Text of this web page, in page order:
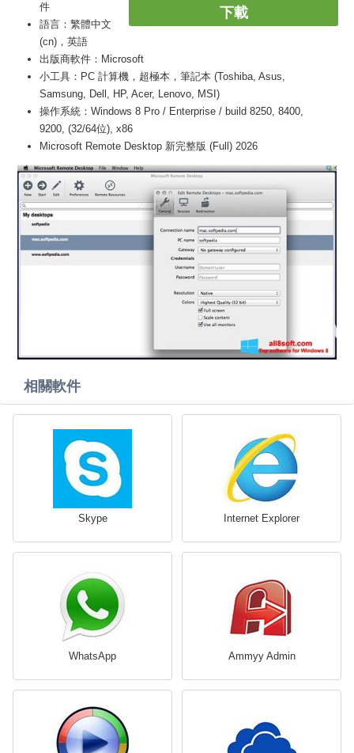
下載
件
語言：繁體中文
(cn)，英語
出版商軟件：Microsoft
小工具：PC 計算機，超極本，筆記本 (Toshiba, Asus,
Samsung, Dell, HP, Acer, Lenovo, MSI)
操作系統：Windows 8 Pro / Enterprise / build 8250, 8400,
9200, (32/64位), x86
Microsoft Remote Desktop 新完整版 (Full) 2026
相關軟件
Skype Internet Explorer
WhatsApp Ammyy Admin